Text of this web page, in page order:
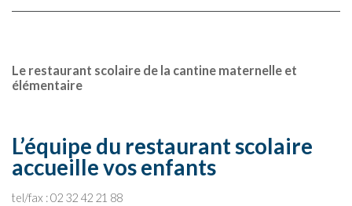
Le restaurant scolaire de la cantine maternelle et
élémentaire
L’équipe du restaurant scolaire
accueille vos enfants
tel/fax : 02 32 42 21 88